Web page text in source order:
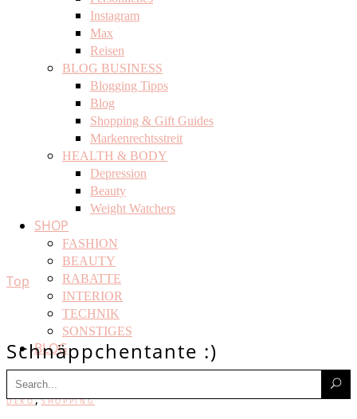
Instagram
Max
Reisen
BLOG BUSINESS
Blogging Tipps
Blog
Shopping & Gift Guides
Markenrechtsstreit
HEALTH & BODY
Depression
Beauty
Weight Watchers
SHOP
FASHION
BEAUTY
RABATTE
INTERIOR
TECHNIK
SONSTIGES
BLOG
Search
for:
Top
Schnäppchentante :)
DONNERSTAG, 12. AUGUST 2010
DEKO,SHOPPING